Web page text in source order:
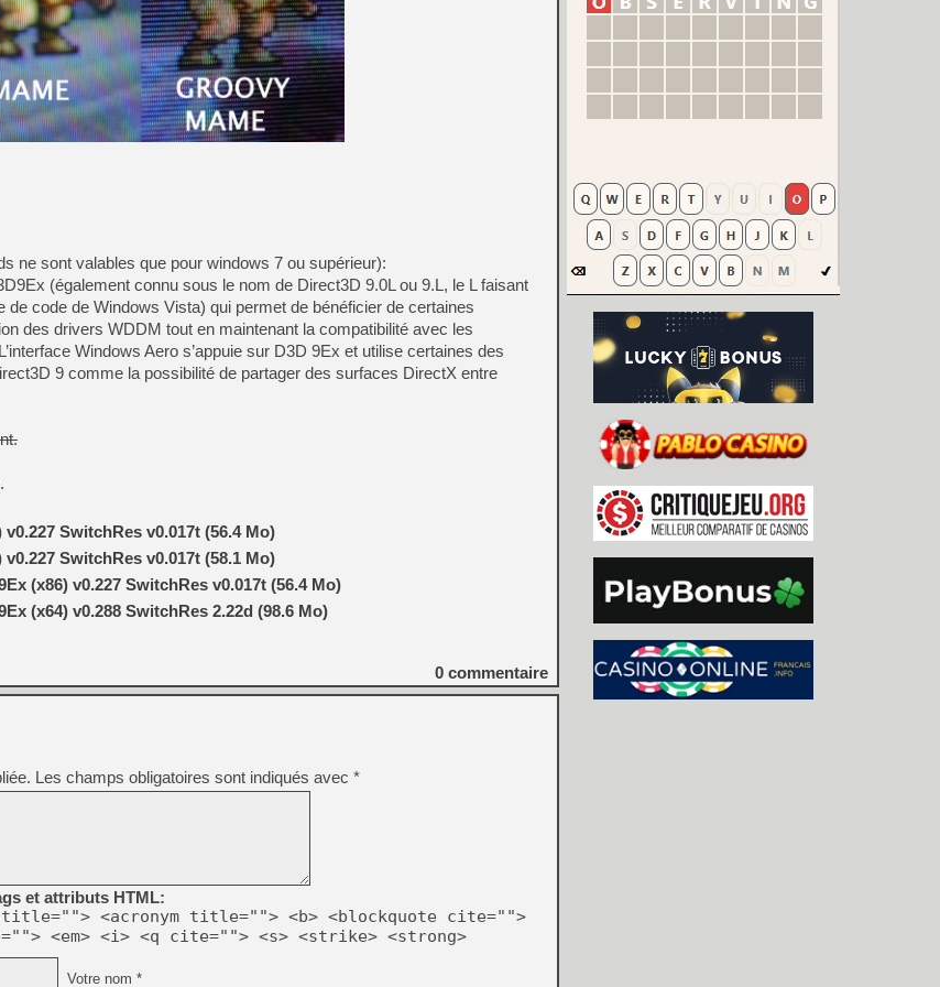
ne sont valables que pour windows 7 ou supérieur):
(également connu sous le nom de Direct3D 9.0L ou 9.L, le L faisant
de code de Windows Vista) qui permet de bénéficier de certaines
des drivers WDDM tout en maintenant la compatibilité avec les
Windows Aero s’appuie sur D3D 9Ex et utilise certaines des
9 comme la possibilité de partager des surfaces DirectX entre
SwitchRes v0.017t (56.4 Mo)
SwitchRes v0.017t (58.1 Mo)
(x86) v0.227 SwitchRes v0.017t (56.4 Mo)
(x64) v0.288 SwitchRes 2.22d (98.6 Mo)
0 commentaire
Les champs obligatoires sont indiqués avec *
et attributs HTML:
<acronym title=""> <b> <blockquote cite="">
<em> <i> <q cite=""> <s> <strike> <strong>
Votre nom *